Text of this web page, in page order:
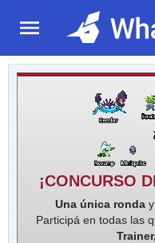
¡CONCURSO
Una única ronday
Participá en todas las